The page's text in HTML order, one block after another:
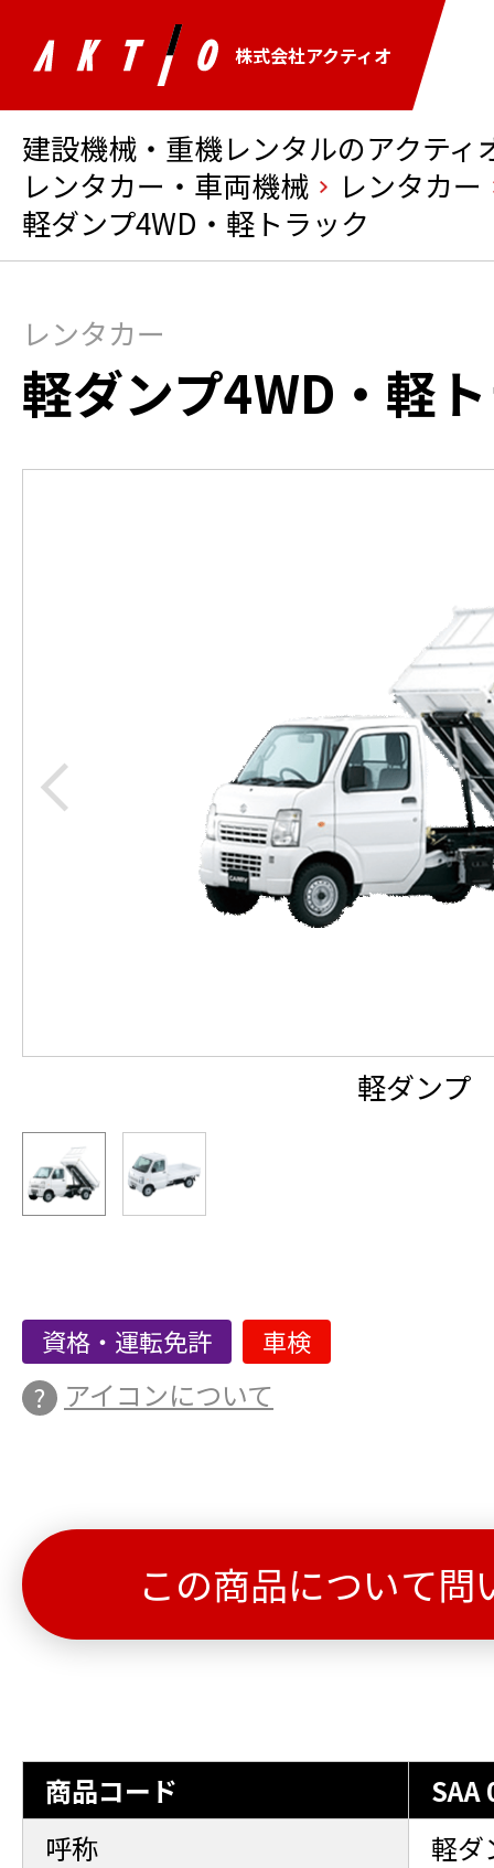
株式会社アクティオ
建設機械・重機レンタルのアクティ
レンタカー・車両機械
レンタカー
軽ダンプ4WD・軽トラック
レンタカー
軽ダンプ4WD・軽
軽ダンプ
資格・運転免許 車検
アイコンについて
この商品について問
商品コード
SAA
呼称
軽ダ